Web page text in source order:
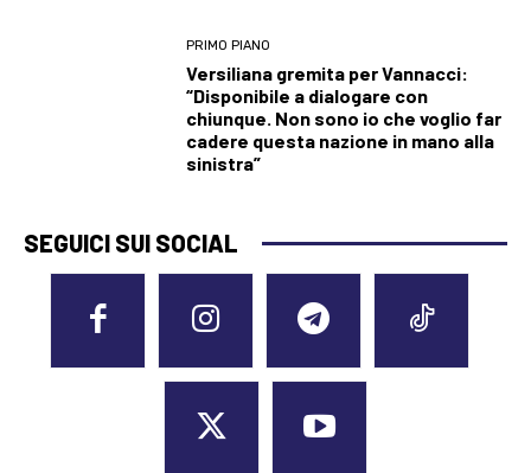
PRIMO PIANO
Versiliana gremita per Vannacci:
“Disponibile a dialogare con
chiunque. Non sono io che voglio far
cadere questa nazione in mano alla
sinistra”
SEGUICI SUI SOCIAL